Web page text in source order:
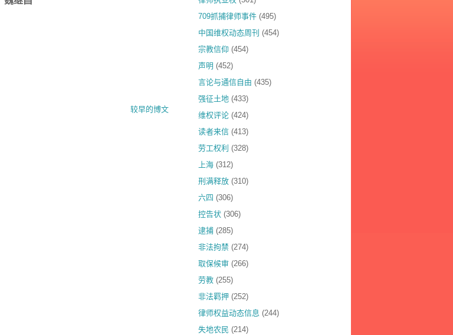
较早的博文
709抓捕律师事件 (495)
中国维权动态周刊 (454)
宗教信仰 (454)
声明 (452)
言论与通信自由 (435)
强征土地 (433)
维权评论 (424)
读者来信 (413)
劳工权利 (328)
上海 (312)
刑满释放 (310)
六四 (306)
控告状 (306)
逮捕 (285)
非法拘禁 (274)
取保候审 (266)
劳教 (255)
非法羁押 (252)
律师权益动态信息 (244)
失地农民 (214)